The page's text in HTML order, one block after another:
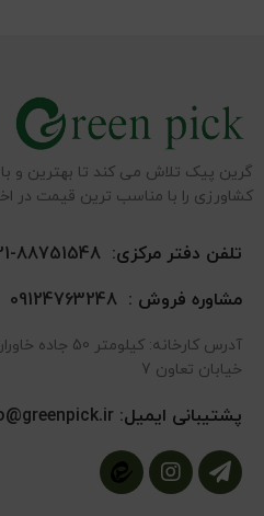
گرین پیک تلاش می کند تا بهترین و
کشاورزی را با مناسب ترین قیمت در
تلفن دفتر مرکزی:88751548-021
مشاوره فروش :09124763248
آدرس کارخانه:
خیابان تعاون 7
پشتیبانی ایمیل: